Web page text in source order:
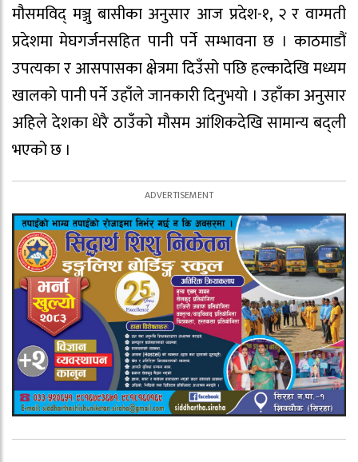
मौसमविद् मञ्जु बासीका अनुसार आज प्रदेश-१, २ र वाग्मती
प्रदेशमा मेघगर्जनसहित पानी पर्ने सम्भावना छ । काठमाडौं
उपत्यका र आसपासका क्षेत्रमा दिउँसो पछि हल्कादेखि मध्यम
खालको पानी पर्ने उहाँले जानकारी दिनुभयो । उहाँका अनुसार
अहिले देशका धेरै ठाउँको मौसम आंशिकदेखि सामान्य बद्ली
भएको छ ।